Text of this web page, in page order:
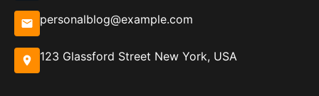
personalblog@example.com
123 Glassford Street New York, USA